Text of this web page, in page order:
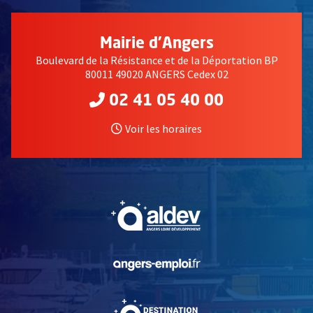
Mairie d'Angers
Boulevard de la Résistance et de la Déportation BP
80011 49020 ANGERS Cedex 02
02 41 05 40 00
Voir les horaires
, Ouvre une nouvelle